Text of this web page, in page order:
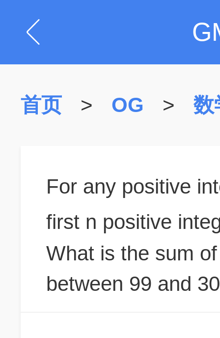
首页 > OG > 数
For any positive
first n positive
What is the sum
between 99 and